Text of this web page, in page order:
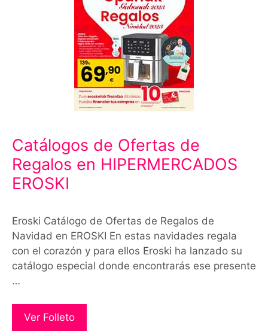
Catálogos de Ofertas de
Regalos en HIPERMERCADOS
EROSKI
Eroski Catálogo de Ofertas de Regalos de
Navidad en EROSKI En estas navidades regala
con el corazón y para ellos Eroski ha lanzado su
catálogo especial donde encontrarás ese presente
…
Ver Folleto